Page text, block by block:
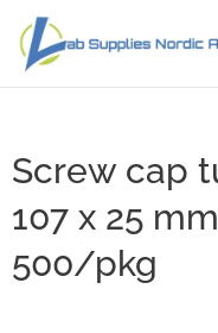
Screw cap
107 x 25
500/pkg